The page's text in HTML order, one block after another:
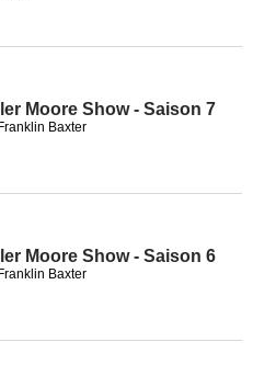
Moore Show - Saison 7
Baxter
Moore Show - Saison 6
Baxter